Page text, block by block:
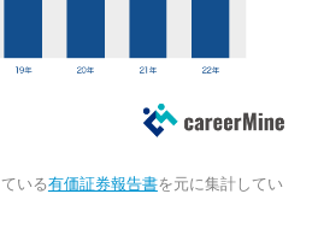
いる有価証券報告書を元に集計してい